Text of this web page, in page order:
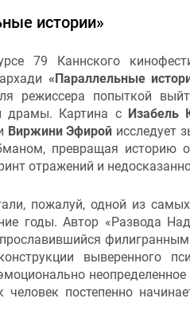
истории»
79 Каннского
«Параллельные
режиссера попыткой
драмы. Картина с Изабель
Виржини Эфирой исследует
превращая историю о
отражений и
пожалуй, одной из
годы. Автор «Развода
выверенного
постепенно